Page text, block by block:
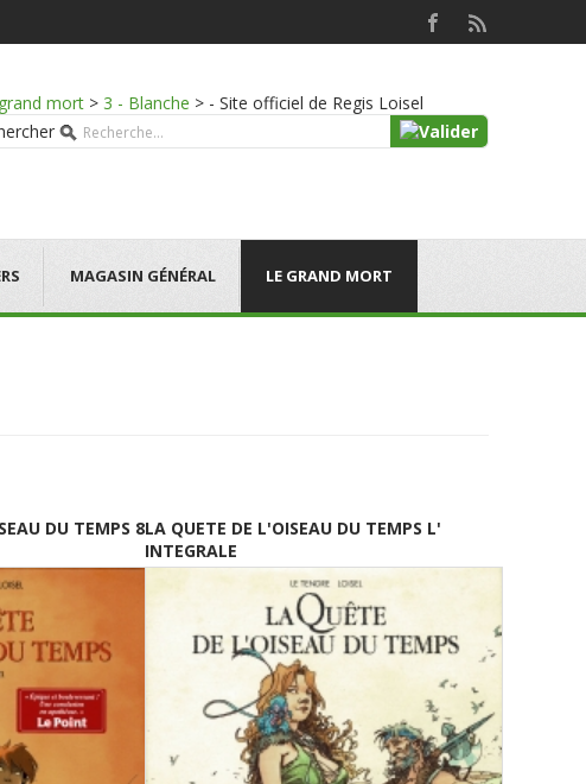
mort > 3 - Blanche > - Site officiel de Regis Loisel
MAGASIN GÉNÉRAL LE GRAND MORT
DU TEMPS 8LA QUETE DE L'OISEAU DU TEMPS L'
INTEGRALE